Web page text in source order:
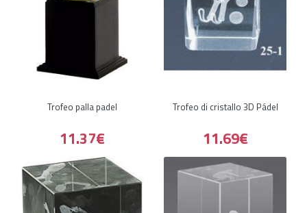
Trofeo palla padel
11.37€
Trofeo di cristallo 3D Pádel
11.69€